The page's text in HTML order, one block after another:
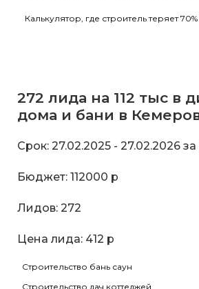
Калькулятор, где строитель теряет
272 лида на 112 тыс в
дома и бани в
Срок: 27.02.2025 - 27.02.2026
Бюджет: 112000 р
Лидов: 272
Цена лида: 412 р
Строительство бань саун
Строительство дач коттеджей